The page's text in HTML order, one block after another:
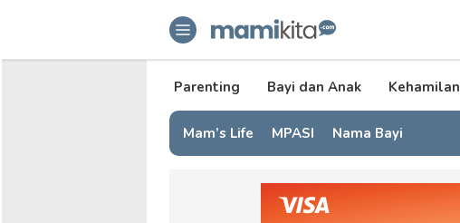
mamikita.com
Informasi Parenting untuk Mami Milenial
Parenting Bayi dan Anak Kehamilan
Mam’s Life MPASI Nama Bayi